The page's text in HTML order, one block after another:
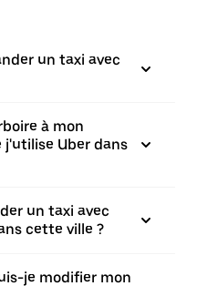
un taxi avec
à mon
Uber dans
un taxi avec
cette ville ?
je modifier mon